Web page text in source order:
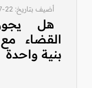
أضيف بتاريخ: 22-07-2012
هل
القضاء
بنية واحدة